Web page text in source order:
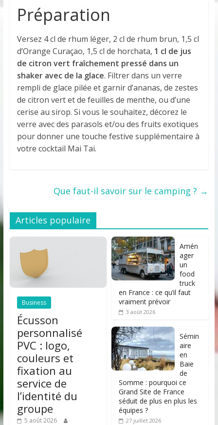
Préparation
Versez 4 cl de rhum léger, 2 cl de rhum brun, 1,5 cl
d’Orange Curaçao, 1,5 cl de horchata, 1 cl de jus
de citron vert fraîchement pressé dans un
shaker avec de la glace. Filtrer dans un verre
rempli de glace pilée et garnir d’ananas, de zestes
de citron vert et de feuilles de menthe, ou d’une
cerise au sirop. Si vous le souhaitez, décorez le
verre avec des parasols et/ou des fruits exotiques
pour donner une touche festive supplémentaire à
votre cocktail Mai Tai.
Que faut-il savoir sur le camping ? →
Articles populaire
Business
Écusson
personnalisé
PVC : logo,
couleurs et
fixation au
service de
l’identité du
groupe
5 août 2026
Amén
ager
un
food
truck
en France : ce qu’il faut
vraiment prévoir
3 août 2026
Sémin
aire
en
Baie
de
Somme : pourquoi ce
Grand Site de France
séduit de plus en plus les
équipes ?
27 juillet 2026